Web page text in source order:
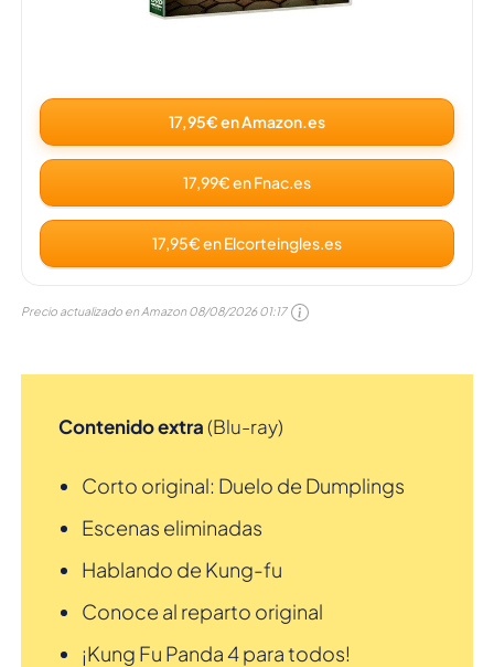
17,95€ en Amazon.es
17,99€ en Fnac.es
17,95€ en Elcorteingles.es
Precio actualizado en Amazon 08/08/2026 01:17
Contenido extra(Blu-ray)
Corto original: Duelo de Dumplings
Escenas eliminadas
Hablando de Kung-fu
Conoce al reparto original
¡Kung Fu Panda 4 para todos!